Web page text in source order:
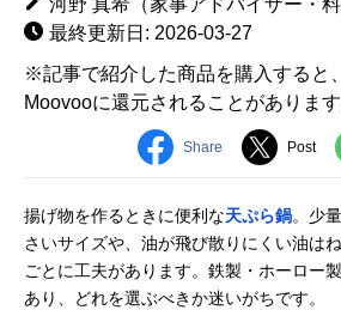
最終更新日: 2026-03-27
※記事で紹介した商品を購入すると
Moovooに還元されることがあります
Share Post
揚げ物を作るときに便利な天ぷら鍋。少
さいサイズや、油が飛び散りにくい油は
ごとに工夫があります。鉄製・ホーロー
あり、どれを選ぶべきか迷いがちです。